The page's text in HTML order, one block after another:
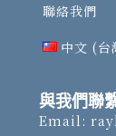
聯絡我們
中文 (台
與我們聯
Email: